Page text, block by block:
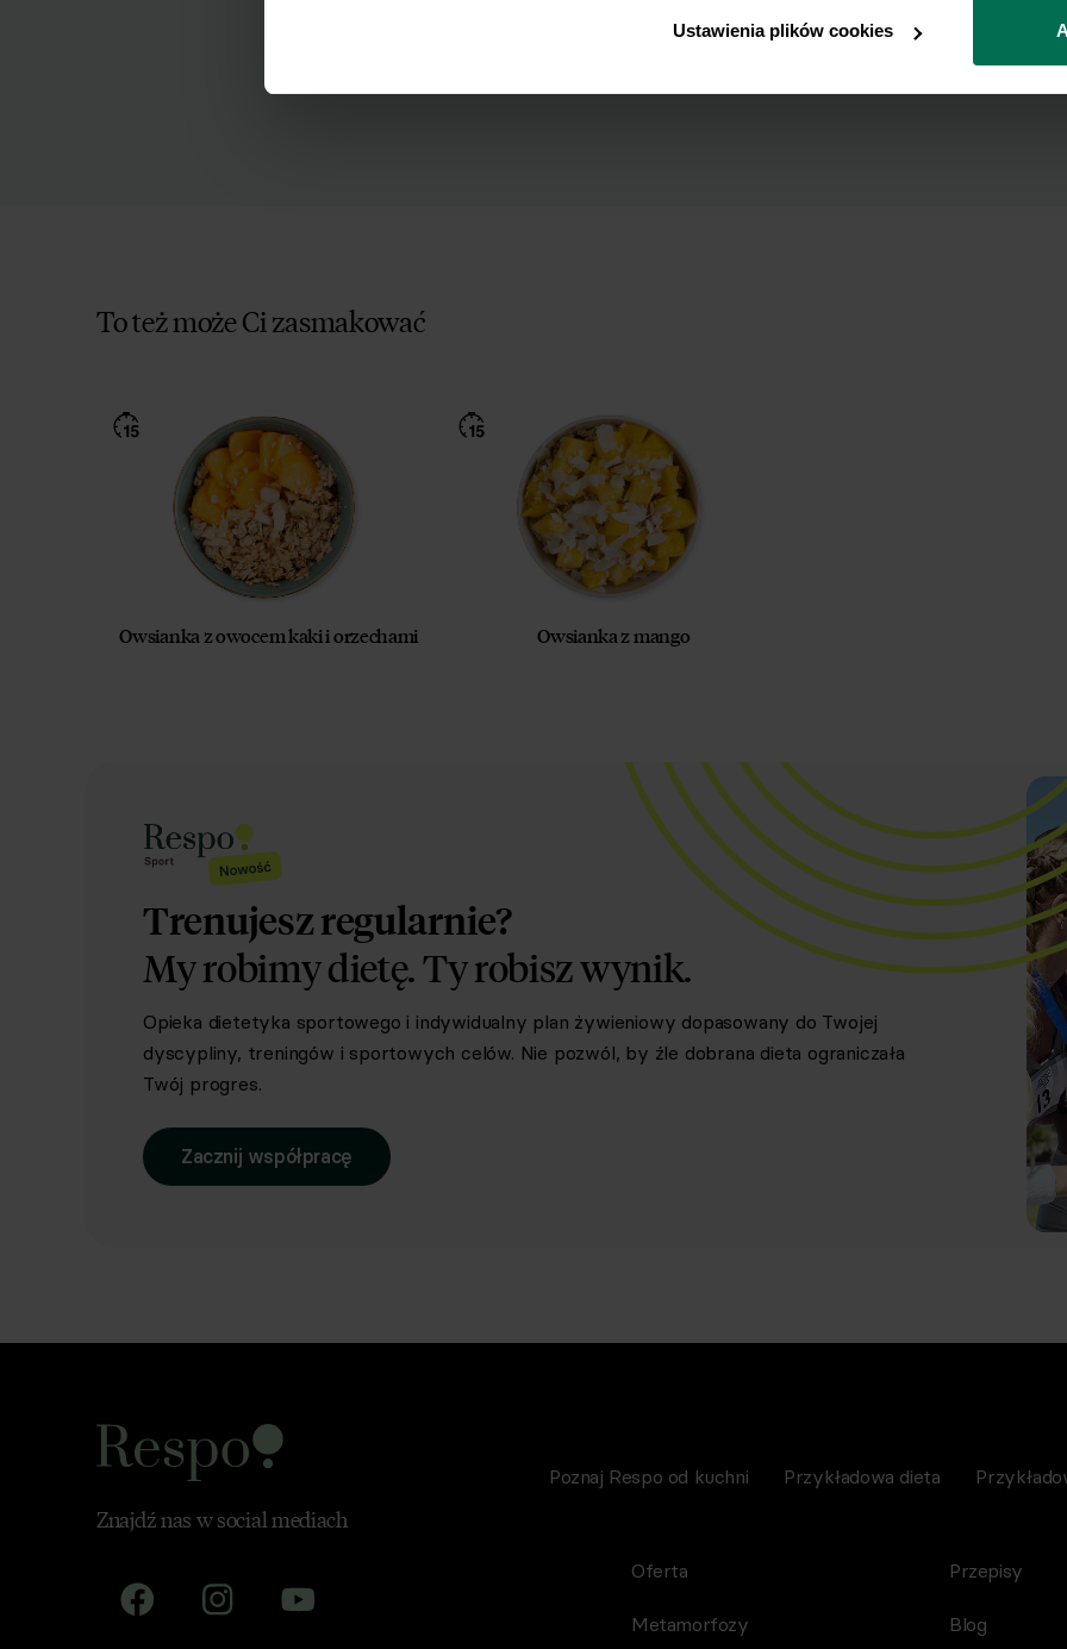
Ustawienia plików cookies
To też może Ci zasmakować
Owsianka z owocem kaki i orzechami Owsianka z mango
Trenujesz regularnie?
My robimy dietę.Ty robisz wynik.
Opieka dietetyka sportowego i indywidualny plan żywieniowy dopasowany do Twojej
dyscypliny, treningów i sportowych celów. Nie pozwól, by źle dobrana dieta ograniczała
Twój progres.
Zacznij współpracę
Poznaj Respo od kuchni Przykładowa dieta
Znajdź nas w social mediach
Oferta
Metamorfozy
Przepisy
Blog